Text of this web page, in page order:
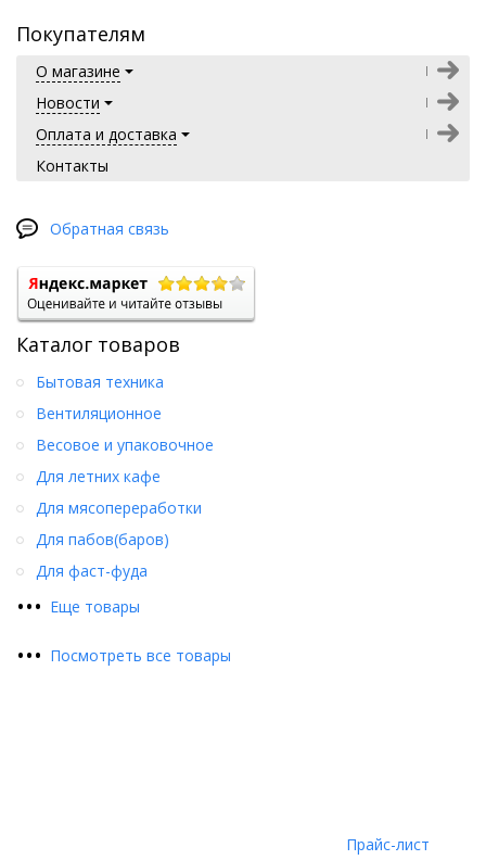
Покупателям
О магазине
Новости
Оплата и доставка
Контакты
Обратная связь
Каталог товаров
••• Еще товары
Бытовая техника
Вентиляционное
Весовое и упаковочное
Для летних кафе
Для мясопереработки
Для пабов(баров)
Для фаст-фуда
••• Посмотреть все товары
Прайс-лист